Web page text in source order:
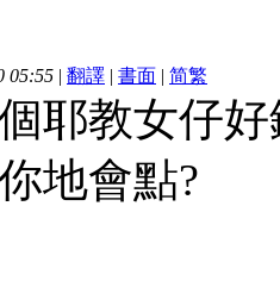
05:55 | 翻譯 | 書面 | 简繁
耶教女仔
地會點?